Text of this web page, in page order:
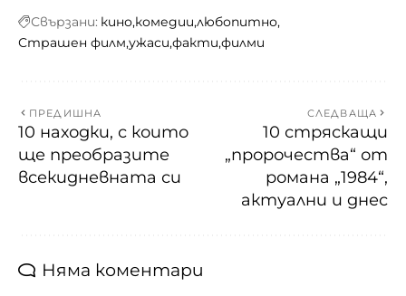
Свързани: кино комедии любопитно
Страшен филм ужаси факти филми
ПРЕДИШНА
10 находки, с които
ще преобразите
всекидневната си
СЛЕДВАЩА
10 стряскащи
„пророчества“ от
романа „1984“,
актуални и днес
Няма коментари